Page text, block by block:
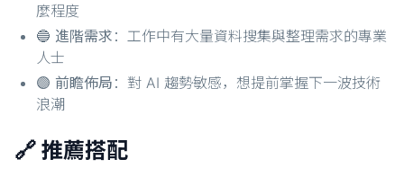
麼程度
🔵 進階需求 ：工作中有大量資料搜集與整理需求的專業
人士
🟣 前瞻佈局 ：對 AI 趨勢敏感，想提前掌握下一波技術
浪潮
🔗 推薦搭配